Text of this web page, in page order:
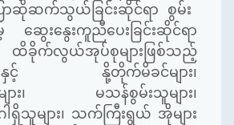
ာဆိုဆက်သွယ်ခြင်းဆိုင်ရာ စွမ်း
ေးနွေးကူညီပေးခြင်းဆိုင်ရာ
၊ ထိခိုက်လွယ်အုပ်စုများဖြစ်သည့်
င်နှင့် နို့တိုက်မိခင်များ၊
ျား၊ မသန်စွမ်းသူများ၊
ရှိသူများ၊ သက်ကြီးရွယ် အိုများ